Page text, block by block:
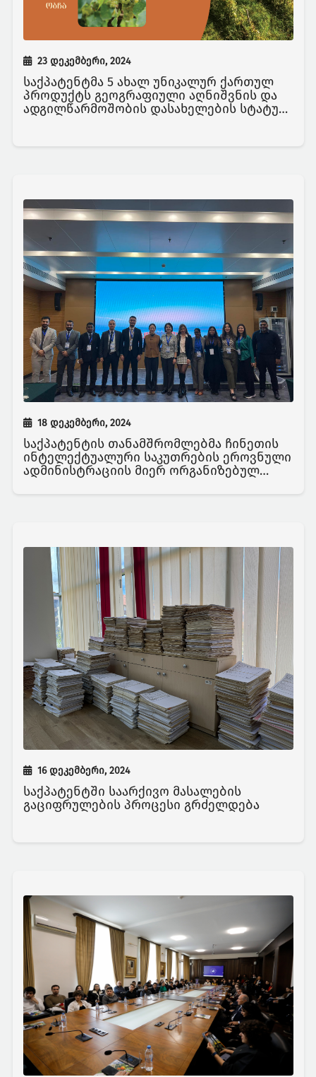
23 დეკემბერი, 2024
საქპატენტმა 5 ახალ უნიკალურ ქართულ
პროდუქტს გეოგრაფიული აღნიშვნის და
ადგილწარმოშობის დასახელების სტატუსი
18 დეკემბერი, 2024
საქპატენტის თანამშრომლებმა ჩინეთის
ინტელექტუალური საკუთრების ეროვნული
ადმინისტრაციის მიერ ორგანიზებულ
16 დეკემბერი, 2024
საქპატენტში საარქივო მასალების
გაციფრულების პროცესი გრძელდება